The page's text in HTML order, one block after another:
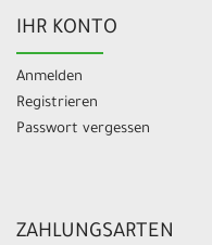
IHR KONTO
Anmelden
Registrieren
Passwort vergessen
ZAHLUNGSARTEN